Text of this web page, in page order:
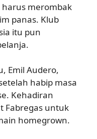
harus merombak
panas. Klub
itu pun
Emil Audero,
habip masa
Kehadiran
Fabregas untuk
homegrown.